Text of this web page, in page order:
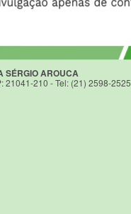
SÉRGIO AROUCA
21041-210 - Tel: (21) 2598-2525